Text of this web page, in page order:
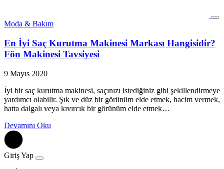
Moda & Bakım
En İyi Saç Kurutma Makinesi Markası Hangisidir?
Fön Makinesi Tavsiyesi
9 Mayıs 2020
İyi bir saç kurutma makinesi, saçınızı istediğiniz gibi şekillendirmeye
yardımcı olabilir. Şık ve düz bir görünüm elde etmek, hacim vermek,
hatta dalgalı veya kıvırcık bir görünüm elde etmek…
Devamını Oku
Giriş Yap